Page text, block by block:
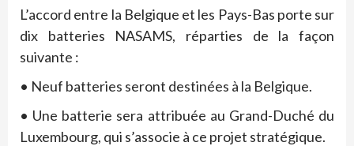
L’accord entre la Belgique et les Pays-Bas porte sur
dix batteries NASAMS, réparties de la façon
suivante :
• Neuf batteries seront destinées à la Belgique.
• Une batterie sera attribuée au Grand-Duché du
Luxembourg, qui s’associe à ce projet stratégique.